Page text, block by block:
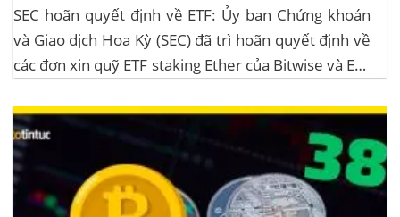
SEC hoãn quyết định về ETF: Ủy ban Chứng khoán
và Giao dịch Hoa Kỳ (SEC) đã trì hoãn quyết định về
các đơn xin quỹ ETF staking Ether của Bitwise và ETF
10/2025 để thu thập thêm ý kiến công...